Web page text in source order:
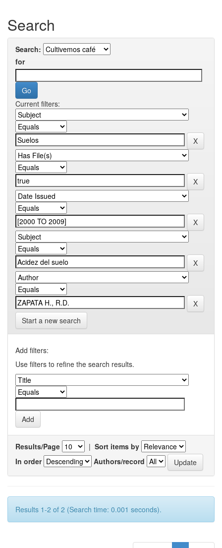
Search
Search:
for
Current filters:
Start a new search
Add filters:
Use filters to refine the search results.
Results/Page | Sort items by
In order
Authors/record
Results 1-2 of 2 (Search time: 0.001 seconds).